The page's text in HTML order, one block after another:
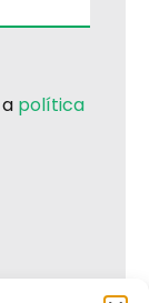
política